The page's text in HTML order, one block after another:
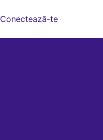
Conectează-te